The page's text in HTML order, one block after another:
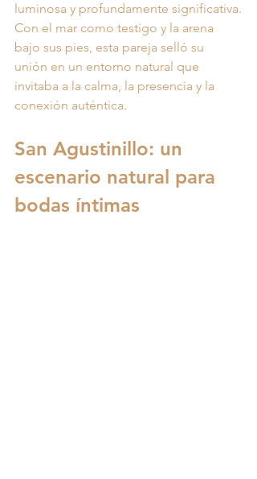
luminosa y profundamente significativa.
Con el mar como testigo y la arena
bajo sus pies, esta pareja selló su
unión en un entorno natural que
invitaba a la calma, la presencia y la
conexión auténtica.
San Agustinillo: un
escenario natural para
bodas íntimas